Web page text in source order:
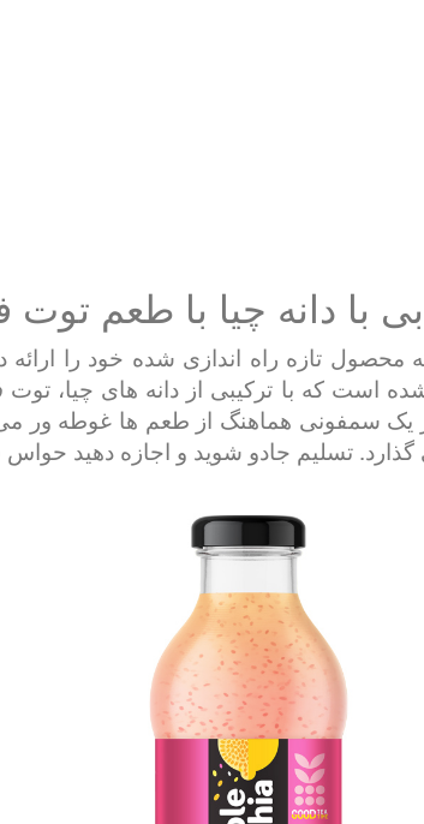
با دانه چیا با طعم توت
محصول تازه راه اندازی شده خود را
است که با ترکیبی از دانه های چیا،
یک سمفونی هماهنگ از طعم ها غوطه ور
گذارد. تسلیم جادو شوید و اجازه دهید